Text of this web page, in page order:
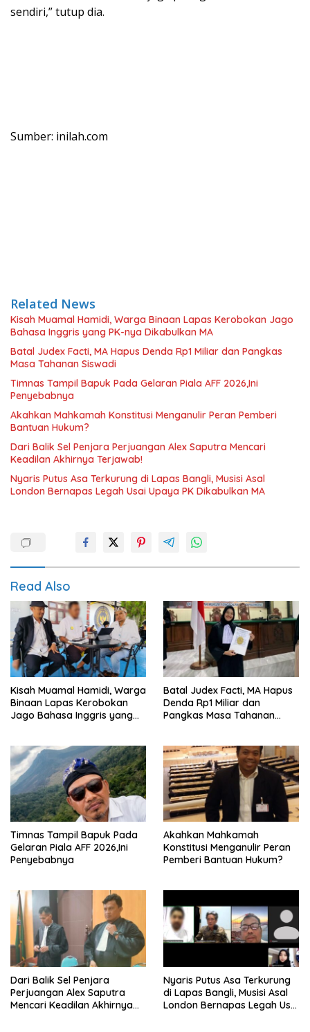
sendiri,” tutup dia.
Sumber: inilah.com
Related News
Kisah Muamal Hamidi, Warga Binaan Lapas Kerobokan Jago
Bahasa Inggris yang PK-nya Dikabulkan MA
Batal Judex Facti, MA Hapus Denda Rp1 Miliar dan Pangkas
Masa Tahanan Siswadi
Timnas Tampil Bapuk Pada Gelaran Piala AFF 2026,Ini
Penyebabnya
Akahkan Mahkamah Konstitusi Menganulir Peran Pemberi
Bantuan Hukum?
Dari Balik Sel Penjara Perjuangan Alex Saputra Mencari
Keadilan Akhirnya Terjawab!
Nyaris Putus Asa Terkurung di Lapas Bangli, Musisi Asal
London Bernapas Legah Usai Upaya PK Dikabulkan MA
Read Also
Kisah Muamal Hamidi, Warga
Binaan Lapas Kerobokan
Jago Bahasa Inggris yang
Batal Judex Facti, MA Hapus
Denda Rp1 Miliar dan
Pangkas Masa Tahanan
Timnas Tampil Bapuk Pada
Gelaran Piala AFF 2026,Ini
Penyebabnya
Akahkan Mahkamah
Konstitusi Menganulir Peran
Pemberi Bantuan Hukum?
Dari Balik Sel Penjara
Perjuangan Alex Saputra
Mencari Keadilan Akhirnya
Nyaris Putus Asa Terkurung
di Lapas Bangli, Musisi Asal
London Bernapas Legah Usai